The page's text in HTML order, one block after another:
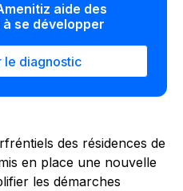
aide des
se développer
le diagnostic
des résidences de
en place une nouvelle
les démarches